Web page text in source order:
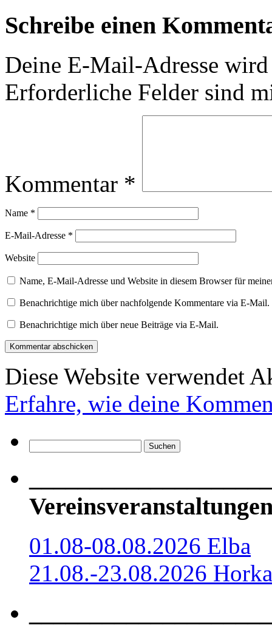
Schreibe einen
Deine E-Mail-Adresse
Erforderliche Felder sind
Kommentar *
Name *
E-Mail-Adresse *
Website
Name, E-Mail-Adresse und Website in diesem Browser für
Benachrichtige mich über nachfolgende Kommentare via E-Mail.
Benachrichtige mich über neue Beiträge via E-Mail.
Diese Website verwendet
Erfahre, wie deine
nach:
01.08-08.08.2026 Elba
21.08.-23.08.2026 Horka